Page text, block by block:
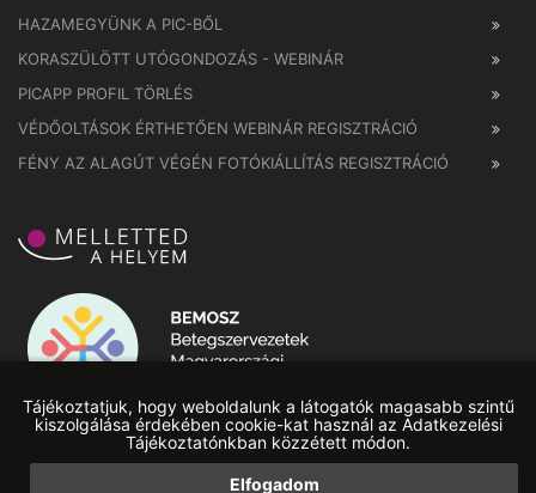
Tájékoztatjuk, hogy weboldalunk a látogatók magasabb szintű
kiszolgálása érdekében cookie-kat használ az Adatkezelési
Tájékoztatónkban közzétett módon.
Elfogadom
HAZAMEGYÜNK A PIC-BŐL
KORASZÜLÖTT UTÓGONDOZÁS - WEBINÁR
PICAPP PROFIL TÖRLÉS
VÉDŐOLTÁSOK ÉRTHETŐEN WEBINÁR REGISZTRÁCIÓ
FÉNY AZ ALAGÚT VÉGÉN FOTÓKIÁLLÍTÁS REGISZTRÁCIÓ